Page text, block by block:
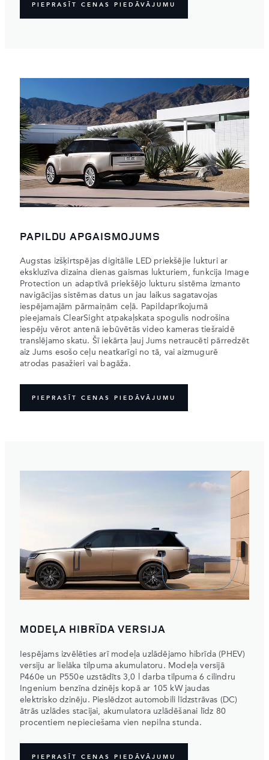
PIEPRASĪT CENAS PIEDĀVĀJUMU
PAPILDU APGAISMOJUMS
Augstas izšķirtspējas digitālie LED priekšējie lukturi ar
ekskluzīva dizaina dienas gaismas lukturiem, funkcija Image
Protection un adaptīvā priekšējo lukturu sistēma izmanto
navigācijas sistēmas datus un jau laikus sagatavojas
iespējamajām pārmaiņām ceļā. Papildaprīkojumā
pieejamais ClearSight atpakaļskata spogulis nodrošina
iespēju vērot antenā iebūvētās video kameras tiešraidē
translējamo skatu. Šī iekārta ļauj Jums netraucēti pārredzēt
aiz Jums esošo ceļu neatkarīgi no tā, vai aizmugurē
atrodas pasažieri vai bagāža.
PIEPRASĪT CENAS PIEDĀVĀJUMU
MODEĻA HIBRĪDA VERSIJA
Iespējams izvēlēties arī modeļa uzlādējamo hibrīda (PHEV)
versiju ar lielāka tilpuma akumulatoru. Modeļa versijā
P460e un P550e uzstādīts 3,0 l darba tilpuma 6 cilindru
Ingenium benzīna dzinējs kopā ar 105 kW jaudas
elektrisko dzinēju. Pieslēdzot automobili līdzstrāvas (DC)
ātrās uzlādes stacijai, akumulatora uzlādēšanai līdz 80
procentiem nepieciešama vien nepilna stunda.
PIEPRASĪT CENAS PIEDĀVĀJUMU